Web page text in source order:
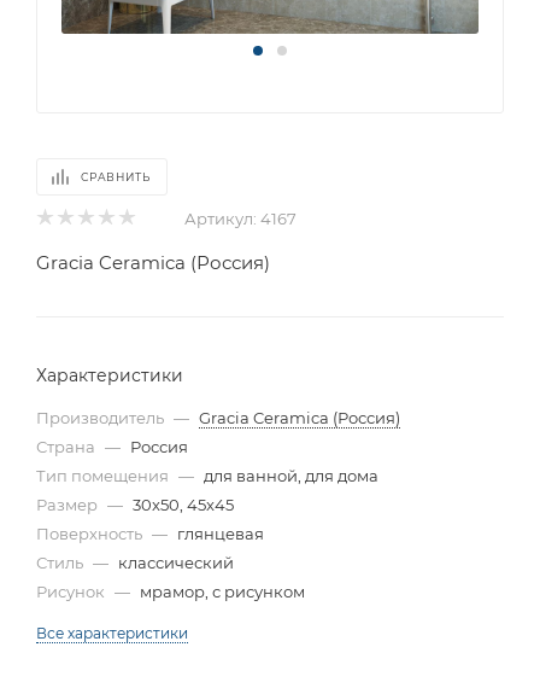
СРАВНИТЬ
Артикул: 4167
Gracia Ceramica (Россия)
Характеристики
Производитель — Gracia Ceramica (Россия)
Страна — Россия
Тип помещения — для ванной, для дома
Размер — 30x50, 45x45
Поверхность — глянцевая
Стиль — классический
Рисунок — мрамор, с рисунком
Все характеристики